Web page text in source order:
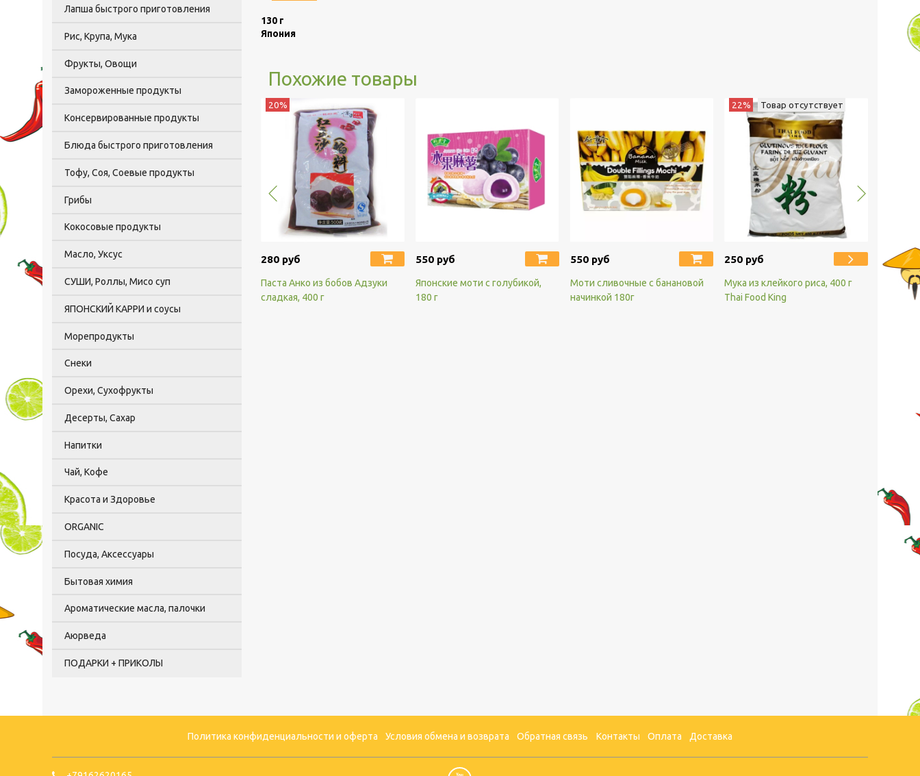
130 г
Япония
Похожие товары
20%
280 руб
Паста Анко из бобов Адзуки
сладкая, 400 г
550 руб
Японские моти с голубикой,
180 г
550 руб
Моти сливочные с банановой
начинкой 180г
22% Товар отсутствует
250 руб
Мука из клейкого риса, 400 г
Thai Food King
380 руб
Моти с
чая, 210 г
Лапша быстрого приготовления
Рис, Крупа, Мука
Фрукты, Овощи
Замороженные продукты
Консервированные продукты
Блюда быстрого приготовления
Тофу, Соя, Соевые продукты
Грибы
Кокосовые продукты
Масло, Уксус
СУШИ, Роллы, Мисо суп
ЯПОНСКИЙ КАРРИ и соусы
Морепродукты
Снеки
Орехи, Сухофрукты
Десерты, Сахар
Напитки
Чай, Кофе
Красота и Здоровье
ORGANIC
Посуда, Аксессуары
Бытовая химия
Ароматические масла, палочки
Аюрведа
ПОДАРКИ + ПРИКОЛЫ
Политика конфиденциальности и оферта Условия обмена и возврата Обратная связь Контакты Оплата Доставка